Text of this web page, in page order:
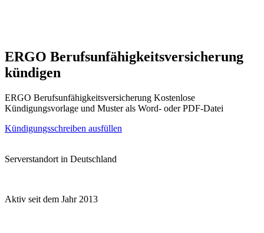
ERGO Berufsunfähigkeitsversicherung
kündigen
ERGO Berufsunfähigkeitsversicherung Kostenlose
Kündigungsvorlage und Muster als Word- oder PDF-Datei
Kündigungsschreiben ausfüllen
Serverstandort in Deutschland
Aktiv seit dem Jahr 2013